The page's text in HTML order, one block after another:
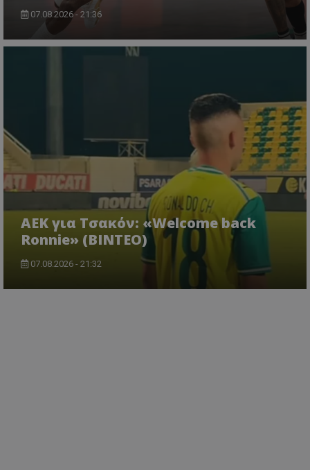
07.08.2026 - 21:36
ΑΕΚ για Τσακόν: «Welcome back
Ronnie» (ΒΙΝΤΕΟ)
07.08.2026 - 21:32